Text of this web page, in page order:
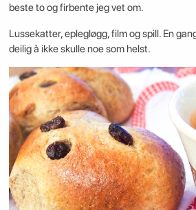
beste to og firbente jeg vet om.
Lussekatter, eplegløgg, film og spill. En
deilig å ikke skulle noe som helst.